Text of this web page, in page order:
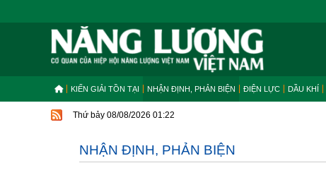
KIẾN GIẢI TỒN TẠI NHẬN ĐỊNH, PHẢN BIỆN ĐIỆN LỰC DẦU KHÍ
Thứ bảy 08/08/2026 01:22
NHẬN ĐỊNH, PHẢN BIỆN